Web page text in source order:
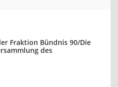
Fraktion Bündnis 90/Die
des